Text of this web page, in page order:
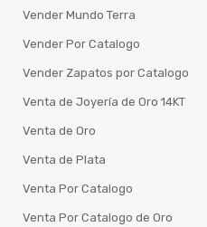
Vender Mundo Terra
Vender Por Catalogo
Vender Zapatos por Catalogo
Venta de Joyería de Oro 14KT
Venta de Oro
Venta de Plata
Venta Por Catalogo
Venta Por Catalogo de Oro